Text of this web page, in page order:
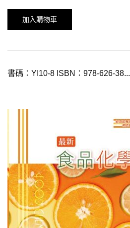
加入購物車
書碼：YI10-8 ISBN：978-626-38...